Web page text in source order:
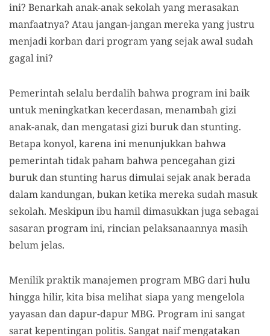
ini? Benarkah anak-anak sekolah yang merasakan
manfaatnya? Atau jangan-jangan mereka yang justru
menjadi korban dari program yang sejak awal sudah
gagal ini?
Pemerintah selalu berdalih bahwa program ini baik
untuk meningkatkan kecerdasan, menambah gizi
anak-anak, dan mengatasi gizi buruk dan stunting.
Betapa konyol, karena ini menunjukkan bahwa
pemerintah tidak paham bahwa pencegahan gizi
buruk dan stunting harus dimulai sejak anak berada
dalam kandungan, bukan ketika mereka sudah masuk
sekolah. Meskipun ibu hamil dimasukkan juga sebagai
sasaran program ini, rincian pelaksanaannya masih
belum jelas.
Menilik praktik manajemen program MBG dari hulu
hingga hilir, kita bisa melihat siapa yang mengelola
yayasan dan dapur-dapur MBG. Program ini sangat
sarat kepentingan politis. Sangat naif mengatakan